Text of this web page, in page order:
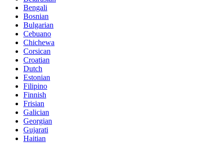
Bengali
Bosnian
Bulgarian
Cebuano
Chichewa
Corsican
Croatian
Dutch
Estonian
Filipino
Finnish
Frisian
Galician
Georgian
Gujarati
Haitian